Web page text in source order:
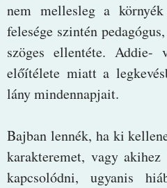
nem mellesleg a
felesége szintén
szöges ellentéte. Addie-
előítélete miatt a
lány mindennapjait.
Bajban lennék, ha ki
karakteremet, vagy
kapcsolódni, ugyanis